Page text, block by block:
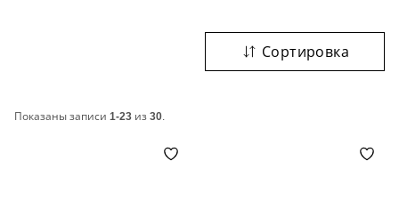
Сортировка
Показаны записи 1-23 из30.